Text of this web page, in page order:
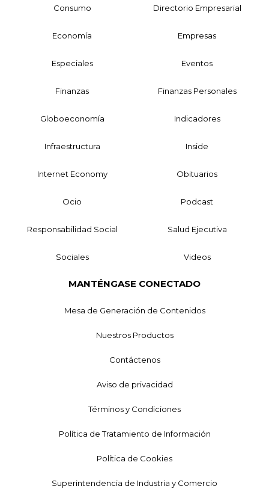
Consumo Directorio Empresarial
Economía Empresas
Especiales Eventos
Finanzas Finanzas Personales
Globoeconomía Indicadores
Infraestructura Inside
Internet Economy Obituarios
Ocio Podcast
Responsabilidad Social Salud Ejecutiva
Sociales Videos
MANTÉNGASE CONECTADO
Mesa de Generación de Contenidos
Nuestros Productos
Contáctenos
Aviso de privacidad
Términos y Condiciones
Política de Tratamiento de Información
Política de Cookies
Superintendencia de Industria y Comercio